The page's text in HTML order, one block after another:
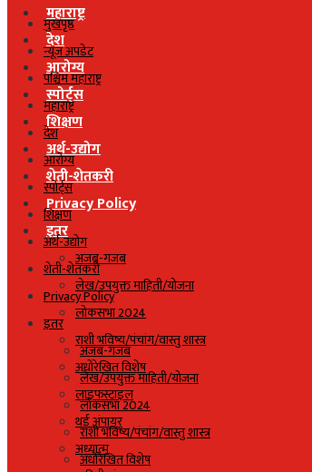
महाराष्ट्र
देश
आरोग्य
स्पोर्ट्स
शिक्षण
अर्थ-उद्योग
शेती-शेतकरी
Privacy Policy
इतर
अजब-गजब
लेख/उपयुक्त माहिती/योजना
लोकसभा 2024
राशी भविष्य/पंचांग/वास्तु शास्त्र
अधोरेखित विशेष
लाइफस्टाइल
थर्ड अंपायर
अध्यात्म
मुखपृष्ठ
न्यूज अपडेट
पश्चिम महाराष्ट्र
महाराष्ट्र
देश
आरोग्य
स्पोर्ट्स
शिक्षण
अर्थ-उद्योग
शेती-शेतकरी
Privacy Policy
इतर
अजब-गजब
लेख/उपयुक्त माहिती/योजना
लोकसभा 2024
राशी भविष्य/पंचांग/वास्तु शास्त्र
अधोरेखित विशेष